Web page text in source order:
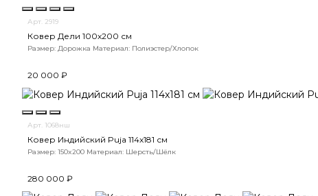
Арт. 2919
Ковер Дели 100х200 см
Размер: Дорожка Материал: Полиэстер/Хлопок
20 000 ₽
Арт. 1068нш
Ковер Индийский Puja 114x181 см
Размер: 150x200 Материал: Шерсть/Шёлк
280 000 ₽